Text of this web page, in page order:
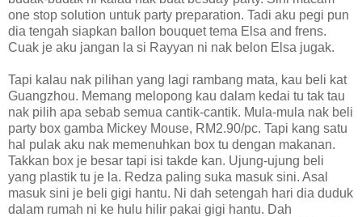
one stop solution untuk party preparation. Tadi aku pegi pun
dia tengah siapkan ballon bouquet tema Elsa and frens.
Cuak je aku jangan la si Rayyan ni nak belon Elsa jugak.
Tapi kalau nak pilihan yang lagi rambang mata, kau beli kat
Guangzhou. Memang melopong kau dalam kedai tu tak tau
nak pilih apa sebab semua cantik-cantik. Mula-mula nak beli
party box gamba Mickey Mouse, RM2.90/pc. Tapi kang satu
hal pulak aku nak memenuhkan box tu dengan makanan.
Takkan box je besar tapi isi takde kan. Ujung-ujung beli
yang plastik tu je la. Redza paling suka masuk sini. Asal
masuk sini je beli gigi hantu. Ni dah setengah hari dia duduk
dalam rumah ni ke hulu hilir pakai gigi hantu. Dah